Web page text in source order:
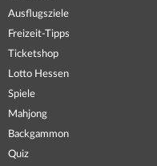
Ausflugsziele
Freizeit-Tipps
Ticketshop
Lotto Hessen
Spiele
Mahjong
Backgammon
Quiz